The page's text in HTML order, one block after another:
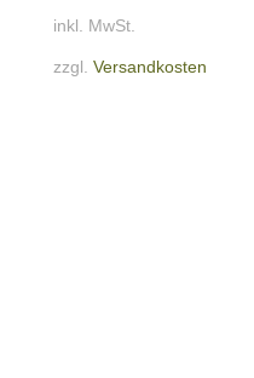
inkl. MwSt.
zzgl. Versandkosten